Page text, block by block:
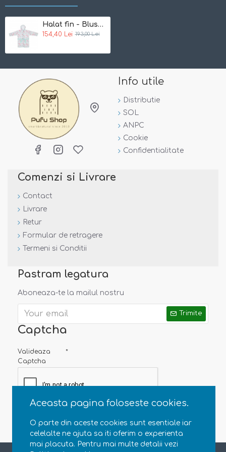
Aceasta pagina foloseste cookies.
O parte din aceste cookies sunt esentiale iar
celelalte ne ajuta sa iti oferim o experienta
mai placuta. Pentru mai multe detalii vezi
Marime unica:86/92
Note:
Incercam ca pozele sa reflecte cat mai mult realitatea.
produsului.
Halat fin - Blush Baby Bebe Jou
154,40 Lei 193,00 Lei
Info utile
Distributie
SOL
ANPC
Cookie
Confidentialitate
Comenzi si Livrare
Contact
Livrare
Retur
Formular de retragere
Termeni si Conditii
Pastram legatura
Aboneaza-te la mailul nostru
Trimite
Captcha
Valideaza
Captcha
Copyright © 2013 - 2020 Natural Parenting SRL. CUI RO35363696, J23/4607/2015. Toate drepturile rezervate